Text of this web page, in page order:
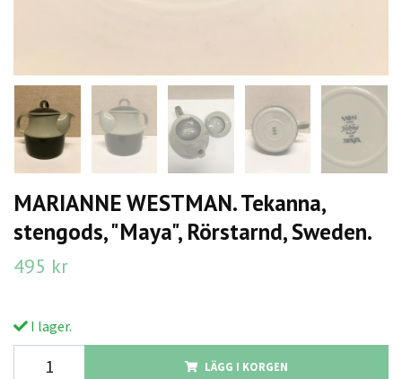
MARIANNE WESTMAN. Tekanna,
stengods, "Maya", Rörstarnd, Sweden.
495 kr
I lager.
LÄGG I KORGEN